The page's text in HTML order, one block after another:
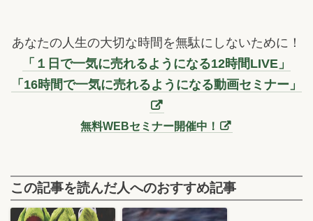
あなたの人生の大切な時間を無駄にしないために！
「１日で一気に売れるようになる12時間LIVE」
「16時間で一気に売れるようになる動画セミナー」
無料WEBセミナー開催中！
この記事を読んだ人へのおすすめ記事